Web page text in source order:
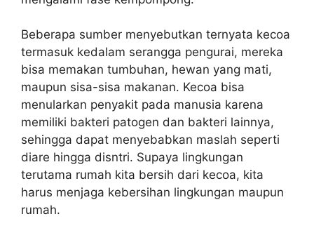
Beberapa sumber menyebutkan ternyata kecoa
termasuk kedalam serangga pengurai, mereka
bisa memakan tumbuhan, hewan yang mati,
maupun sisa-sisa makanan. Kecoa bisa
menularkan penyakit pada manusia karena
memiliki bakteri patogen dan bakteri lainnya,
sehingga dapat menyebabkan maslah seperti
diare hingga disntri. Supaya lingkungan
terutama rumah kita bersih dari kecoa, kita
harus menjaga kebersihan lingkungan maupun
rumah.